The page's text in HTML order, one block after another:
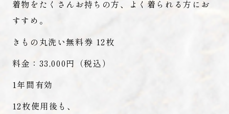
着物をたくさんお持ちの方、よく着られる方にお
すすめ。
きもの丸洗い無料券 12枚
料金：33,000円（税込）
1年間有効
12枚使用後も、